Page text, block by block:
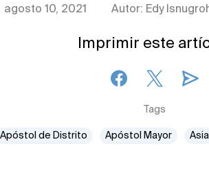
agosto 10, 2021 Autor: Edy
Imprimir este
Tags
Apóstol de Distrito Apóstol Mayor Asia